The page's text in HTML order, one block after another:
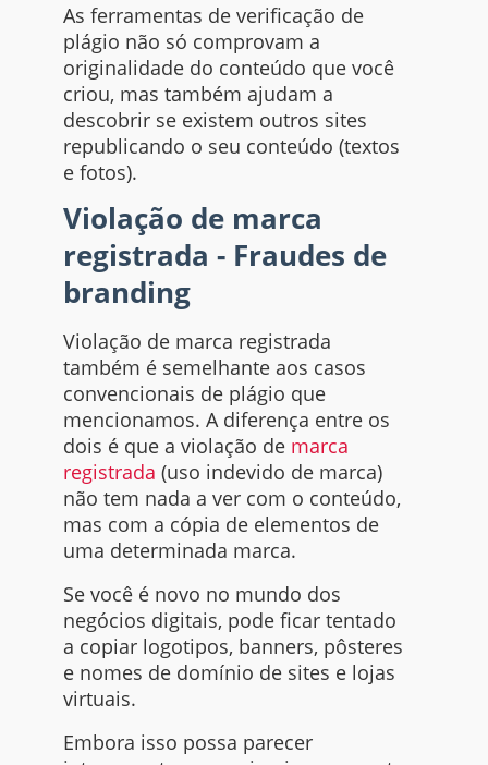
As ferramentas de verificação de
plágio não só comprovam a
originalidade do conteúdo que você
criou, mas também ajudam a
descobrir se existem outros sites
republicando o seu conteúdo (textos
e fotos).
Violação de marca
registrada - Fraudes de
branding
Violação de marca registrada
também é semelhante aos casos
convencionais de plágio que
mencionamos. A diferença entre os
dois é que a violação de marca
registrada (uso indevido de marca)
não tem nada a ver com o conteúdo,
mas com a cópia de elementos de
uma determinada marca.
Se você é novo no mundo dos
negócios digitais, pode ficar tentado
a copiar logotipos, banners, pôsteres
e nomes de domínio de sites e lojas
virtuais.
Embora isso possa parecer